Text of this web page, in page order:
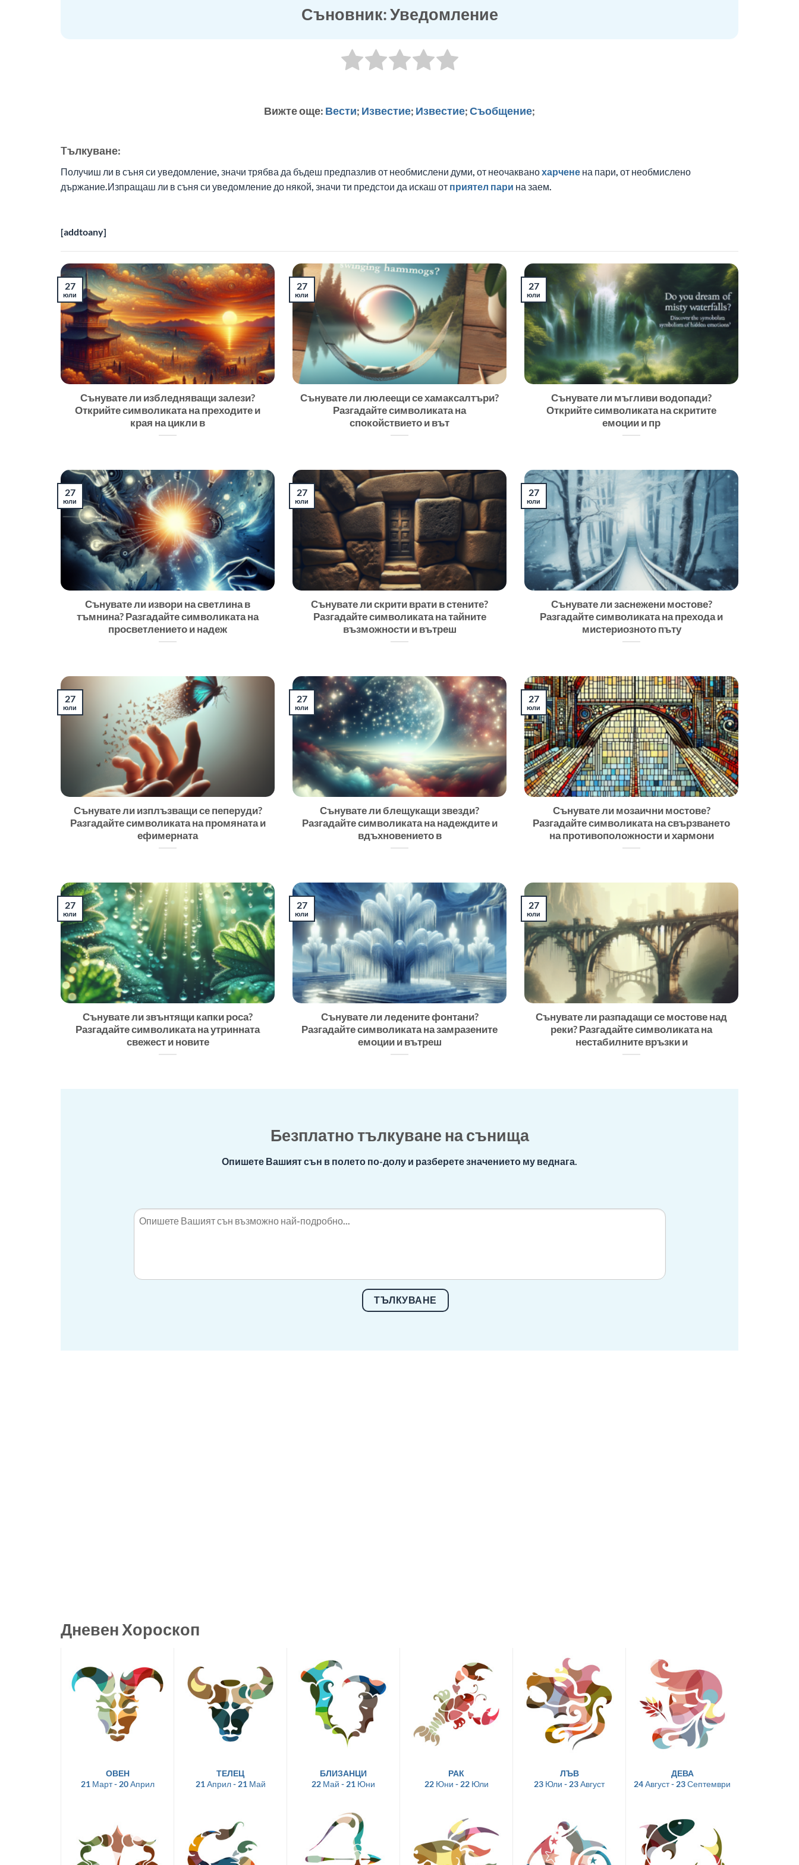
Съновник: Уведомление
Вижте още: Вести; Известие; Известие;Съобщение;
Tълкуване:
Получиш ли в съня си уведомление, значи трябва да бъдеш предпазлив от необмислени думи, от неочакванохарчене на пари, от необмислено
държание.Изпращаш ли в съня си уведомление до някой, значи ти предстои да искаш от приятел пари на заем.
[addtoany]
Сънувате ли избледняващи залези?
Открийте символиката на преходите и
края на цикли в
27
юли
Сънувате ли люлеещи се хамаксалтъри?
Разгадайте символиката на
спокойствието и вът
27
юли
Сънувате ли мъгливи водопади?
Открийте символиката на скритите
емоции и пр
27
юли
Сънувате ли извори на светлина в
тъмнина? Разгадайте символиката на
просветлението и надеж
27
юли
Сънувате ли скрити врати в стените?
Разгадайте символиката на тайните
възможности и вътреш
27
юли
Сънувате ли заснежени мостове?
Разгадайте символиката на прехода и
мистериозното пъту
27
юли
Сънувате ли изплъзващи се пеперуди?
Разгадайте символиката на промяната и
ефимерната
27
юли
Сънувате ли блещукащи звезди?
Разгадайте символиката на надеждите и
вдъхновението в
27
юли
Сънувате ли мозаични мостове?
Разгадайте символиката на свързването
на противоположности и хармони
27
юли
Сънувате ли звънтящи капки роса?
Разгадайте символиката на утринната
свежест и новите
27
юли
Сънувате ли ледените фонтани?
Разгадайте символиката на замразените
емоции и вътреш
27
юли
Сънувате ли разпадащи се мостове над
реки? Разгадайте символиката на
нестабилните връзки и
27
юли
Безплатно тълкуване на сънища
Опишете Вашият сън в полето по-долу и разберете значението му веднага.
ТЪЛКУВАНЕ
Дневен Хороскоп
ОВЕН
21 Март - 20 Април
ТЕЛЕЦ
21 Април - 21 Май
БЛИЗАНЦИ
22 Май - 21 Юни
РАК
22 Юни - 22 Юли
ЛЪВ
23 Юли - 23 Август
ДЕВА
24 Август - 23 Септември